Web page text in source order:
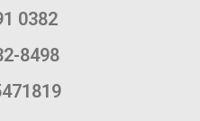
0382
8498